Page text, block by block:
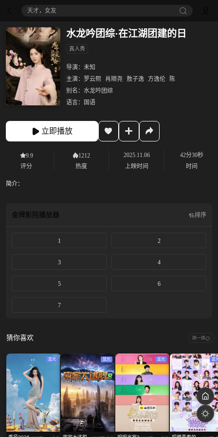
天才，女友
水龙吟团综·在江湖团建的日
真人秀
导演： 未知
主演： 罗云熙 肖顺尧 敖子逸 方逸伦
陈
别名： 水龙吟团综
语言：
国语
立即播放
9.9
评分
1212
热度
2025.11.06
上映时间
42分30秒
时间
简介：
金牌影院播放器 排序
1 2
3 4
5 6
7
猜你喜欢 换一换
蓝光 蓝光 蓝光 蓝